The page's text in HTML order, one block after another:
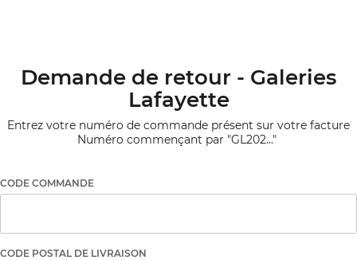
Demande de retour - Galeries
Lafayette
Entrez votre numéro de commande présent sur votre facture
Numéro commençant par "GL202..."
CODE COMMANDE
CODE POSTAL DE LIVRAISON